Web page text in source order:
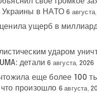
Украины в НАТО 6
ущерб в
ударом
детали 6 августа, 2026
еще более 100
произошло 6 августа,